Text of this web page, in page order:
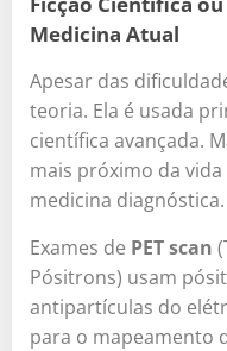
Medicina Atual
Apesar das
teoria. Ela é usada
científica avançada.
mais próximo da
medicina diagnóstica.
Exames de PET scan
Pósitrons) usam
antipartículas do
para o mapeamento